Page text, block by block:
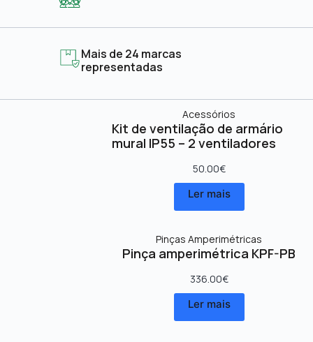
Mais de 24 marcas
representadas
Acessórios
Kit de ventilação de armário
mural IP55 – 2 ventiladores
50.00€
Ler mais
Pinças Amperimétricas
Pinça amperimétrica KPF-PB
336.00€
Ler mais